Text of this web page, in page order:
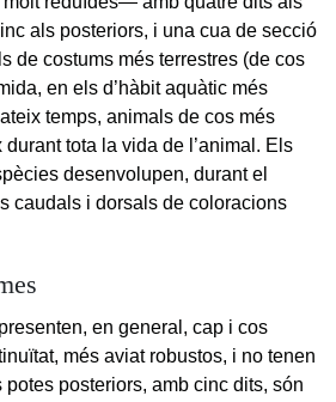
als posteriors, i una cua de secció
de costums més terrestres (de cos
en els d’hàbit aquàtic més
temps, animals de cos més
tota la vida de l’animal. Els
desenvolupen, durant el
caudals i dorsals de coloracions
en general, cap i cos
més aviat robustos, i no tenen
posteriors, amb cinc dits, són